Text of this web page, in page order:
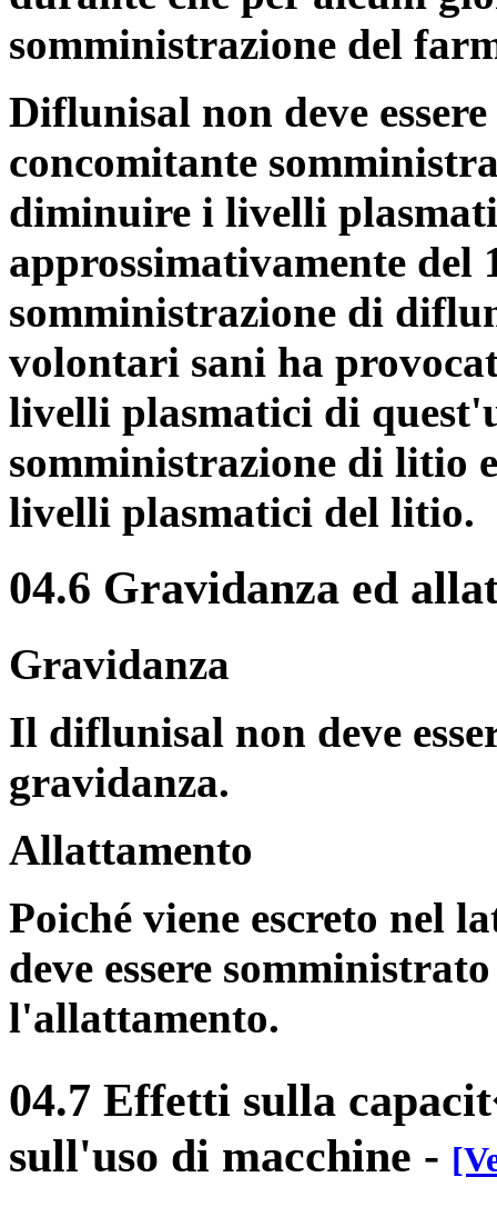
somministrazione del
Diflunisal non deve
concomitante
diminuire i livelli
approssimativamente del
somministrazione di
volontari sani ha
livelli plasmatici di
somministrazione di litio
livelli plasmatici del litio.
04.6 Gravidanza ed
Gravidanza
Il diflunisal non deve
gravidanza.
Allattamento
Poiché viene escreto nel
deve essere
l'allattamento.
04.7 Effetti sulla
sull'uso di macchine -